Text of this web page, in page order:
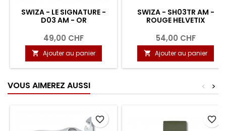
SWIZA - LE SIGNATURE -
D03 AM - OR
49,00 CHF
 Ajouter au panier
SWIZA - SH03TR AM -
ROUGE HELVETIX
54,00 CHF
 Ajouter au panier
VOUS AIMEREZ AUSSI >
<
favorite_border favorite_border